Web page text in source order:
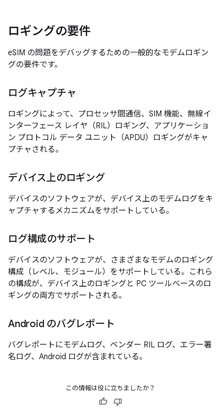
ロギングの要件
eSIM の問題をデバッグするための一般的なモデムロギン
グの要件です。
ログキャプチャ
ロギングによって、プロセッサ間通信、SIM 機能、無線イ
ンターフェース レイヤ（RIL）ロギング、アプリケーショ
ン プロトコル データ ユニット（APDU）ロギングがキャ
プチャされる。
デバイス上のロギング
デバイスのソフトウェアが、デバイス上のモデムログをキ
ャプチャするメカニズムをサポートしている。
ログ構成のサポート
デバイスのソフトウェアが、さまざまなモデムのロギング
構成（レベル、モジュール）をサポートしている。これら
の構成が、デバイス上のロギングと PC ツールベースのロ
ギングの両方でサポートされる。
Android のバグレポート
バグレポートにモデムログ、ベンダー RIL ログ、エラー署
名ログ、Android ログが含まれている。
この情報は役に立ちましたか？